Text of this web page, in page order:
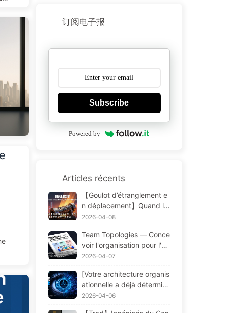
订阅电子报
Subscribe
Powered by
Articles récents
【Goulot d’étranglement e
n déplacement】Quand le
code devient presque grat
d’étranglement du génie lo
giciel — L’évolution du gén
ie logiciel à l’ère de l’IA —
Apprendre l’IA pas à pas 1
73
2026-04-08
Team Topologies — Conce
voir l'organisation pour l'èr
e post-agile (Learn AI Slo
2026-04-07
[Votre architecture organis
ationnelle a déjà détermin
é le destin de votre logicie
2026-04-06